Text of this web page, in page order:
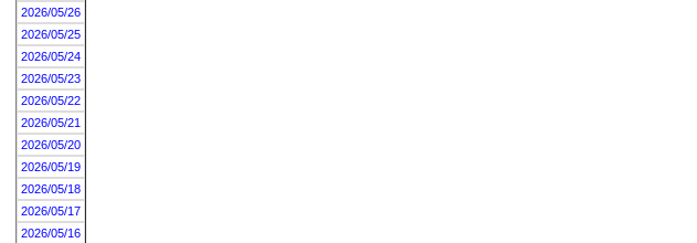
2026/05/26
2026/05/25
2026/05/24
2026/05/23
2026/05/22
2026/05/21
2026/05/20
2026/05/19
2026/05/18
2026/05/17
2026/05/16